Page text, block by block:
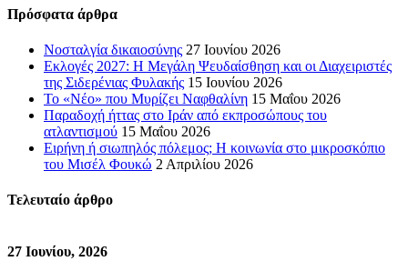
Πρόσφατα άρθρα
Νοσταλγία δικαιοσύνης 27 Ιουνίου 2026
Εκλογές 2027: Η Μεγάλη Ψευδαίσθηση και οι Διαχειριστές
της Σιδερένιας Φυλακής 15 Ιουνίου 2026
Το «Νέο» που Μυρίζει Ναφθαλίνη 15 Μαΐου 2026
Παραδοχή ήττας στο Ιράν από εκπροσώπους του
ατλαντισμού 15 Μαΐου 2026
Ειρήνη ή σιωπηλός πόλεμος; Η κοινωνία στο μικροσκόπιο
του Μισέλ Φουκώ 2 Απριλίου 2026
Τελευταίο άρθρο
27 Ιουνίου, 2026